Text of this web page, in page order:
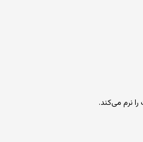
نرم می‌کند.